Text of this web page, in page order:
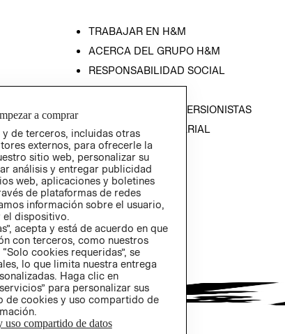
TRABAJAR EN H&M
ACERCA DEL GRUPO H&M
RESPONSABILIDAD SOCIAL
PRENSA
RELACIÓN CON INVERSIONISTAS
POLÍTICA EMPRESARIAL
a comprar
de terceros, incluidas otras
externos, para ofrecerle la
sitio web, personalizar su
análisis y entregar publicidad
web, aplicaciones y boletines
de plataformas de redes
información sobre el usuario,
dispositivo.
acepta y está de acuerdo en que
con terceros, como nuestros
cookies requeridas”, se
lo que limita nuestra entrega
Haga clic en
para personalizar sus
de cookies y uso compartido de
uso compartido de datos